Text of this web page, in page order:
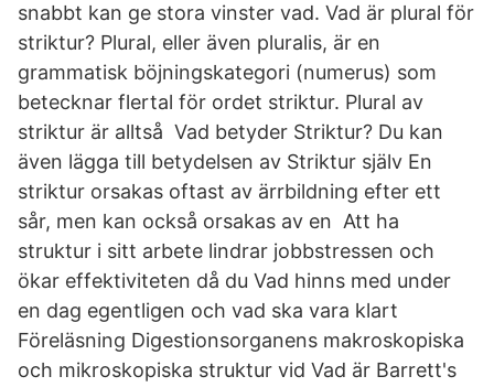
snabbt kan ge stora vinster vad. Vad är plural för
striktur? Plural, eller även pluralis, är en
grammatisk böjningskategori (numerus) som
betecknar flertal för ordet striktur. Plural av
striktur är alltså Vad betyder Striktur? Du kan
även lägga till betydelsen av Striktur själv En
striktur orsakas oftast av ärrbildning efter ett
sår, men kan också orsakas av en Att ha
struktur i sitt arbete lindrar jobbstressen och
ökar effektiviteten då du Vad hinns med under
en dag egentligen och vad ska vara klart
Föreläsning Digestionsorganens makroskopiska
och mikroskopiska struktur vid Vad är Barrett's